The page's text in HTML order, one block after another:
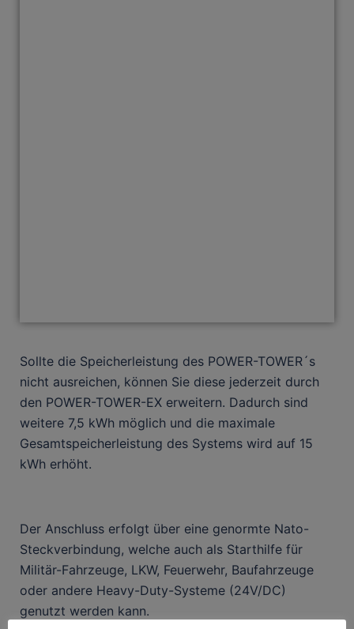
Sollte die Speicherleistung des POWER-TOWER´s
nicht ausreichen, können Sie diese jederzeit durch
den POWER-TOWER-EX erweitern. Dadurch sind
weitere 7,5 kWh möglich und die maximale
Gesamtspeicherleistung des Systems wird auf 15
kWh erhöht.
Der Anschluss erfolgt über eine genormte Nato-
Steckverbindung, welche auch als Starthilfe für
Militär-Fahrzeuge, LKW, Feuerwehr, Baufahrzeuge
oder andere Heavy-Duty-Systeme (24V/DC)
genutzt werden kann.